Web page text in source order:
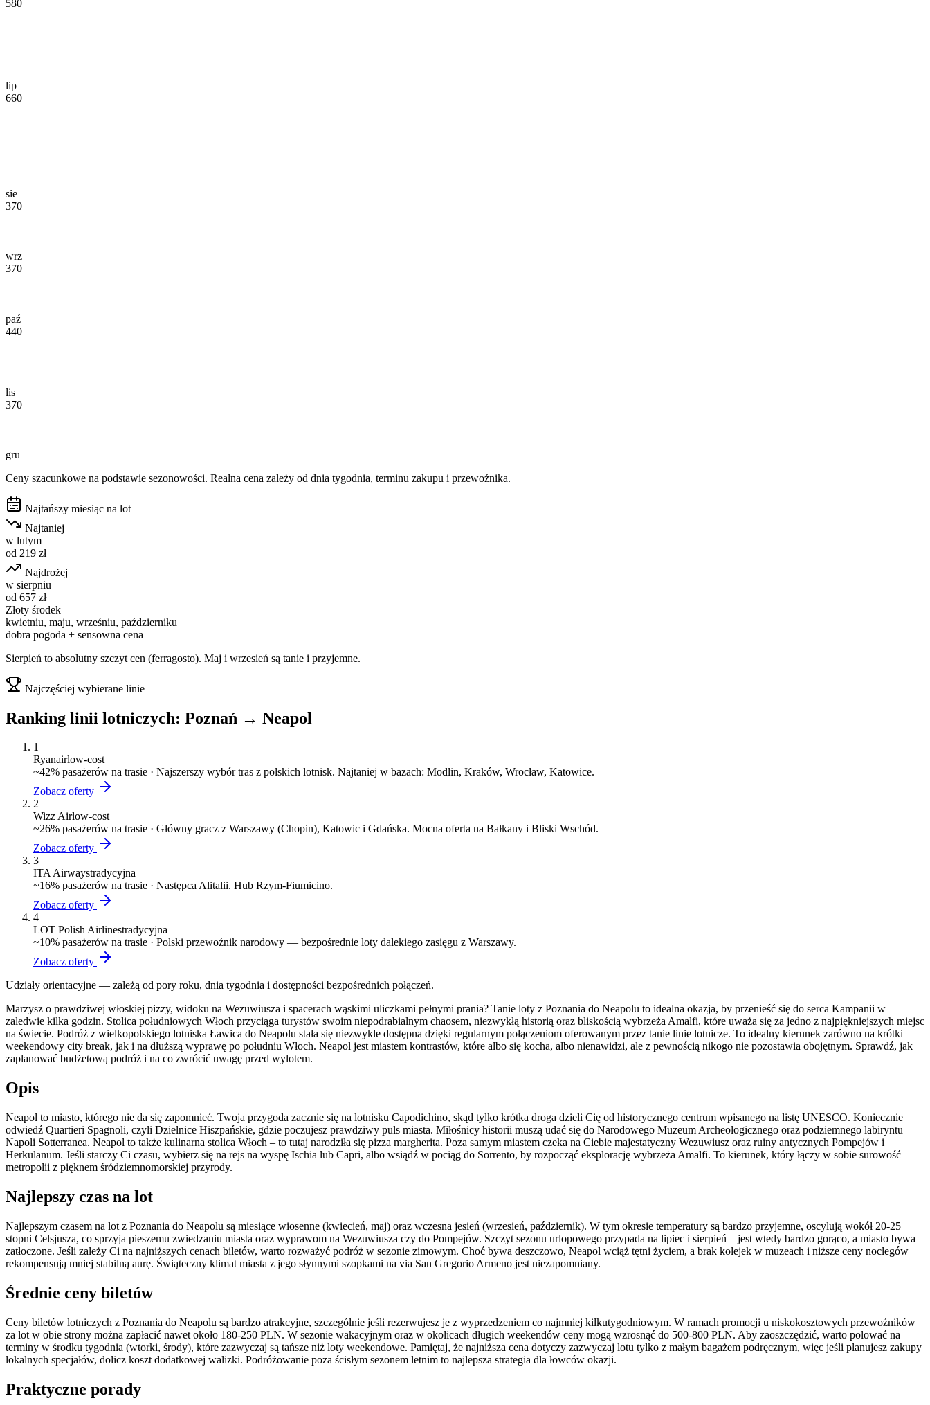
580
lip
660
sie
370
wrz
370
paź
440
lis
370
gru
Ceny szacunkowe na podstawie sezonowości. Realna cena zależy od dnia tygodnia, terminu zakupu i przewoźnika.
Najtańszy miesiąc na lot
Najtaniej
w lutym
od 219 zł
Najdrożej
w sierpniu
od 657 zł
Złoty środek
kwietniu, maju, wrześniu, październiku
dobra pogoda + sensowna cena
Sierpień to absolutny szczyt cen (ferragosto). Maj i wrzesień są tanie i przyjemne.
Najczęściej wybierane linie
Ranking linii lotniczych: Poznań → Neapol
1
Ryanairlow-cost
~42% pasażerów na trasie · Najszerszy wybór tras z polskich lotnisk. Najtaniej w bazach: Modlin, Kraków, Wrocław, Katowice.
Zobacz oferty
2
Wizz Airlow-cost
~26% pasażerów na trasie · Główny gracz z Warszawy (Chopin), Katowic i Gdańska. Mocna oferta na Bałkany i Bliski Wschód.
Zobacz oferty
3
ITA Airwaystradycyjna
~16% pasażerów na trasie · Następca Alitalii. Hub Rzym-Fiumicino.
Zobacz oferty
4
LOT Polish Airlinestradycyjna
~10% pasażerów na trasie · Polski przewoźnik narodowy — bezpośrednie loty dalekiego zasięgu z Warszawy.
Zobacz oferty
Udziały orientacyjne — zależą od pory roku, dnia tygodnia i dostępności bezpośrednich połączeń.
Marzysz o prawdziwej włoskiej pizzy, widoku na Wezuwiusza i spacerach wąskimi uliczkami pełnymi prania? Tanie loty z Poznania do Neapolu to idealna okazja, by przenieść się do serca Kampanii w
zaledwie kilka godzin. Stolica południowych Włoch przyciąga turystów swoim niepodrabialnym chaosem, niezwykłą historią oraz bliskością wybrzeża Amalfi, które uważa się za jedno z najpiękniejszych miejsc
na świecie. Podróż z wielkopolskiego lotniska Ławica do Neapolu stała się niezwykle dostępna dzięki regularnym połączeniom oferowanym przez tanie linie lotnicze. To idealny kierunek zarówno na krótki
weekendowy city break, jak i na dłuższą wyprawę po południu Włoch. Neapol jest miastem kontrastów, które albo się kocha, albo nienawidzi, ale z pewnością nikogo nie pozostawia obojętnym. Sprawdź, jak
zaplanować budżetową podróż i na co zwrócić uwagę przed wylotem.
Opis
Neapol to miasto, którego nie da się zapomnieć. Twoja przygoda zacznie się na lotnisku Capodichino, skąd tylko krótka droga dzieli Cię od historycznego centrum wpisanego na listę UNESCO. Koniecznie
odwiedź Quartieri Spagnoli, czyli Dzielnice Hiszpańskie, gdzie poczujesz prawdziwy puls miasta. Miłośnicy historii muszą udać się do Narodowego Muzeum Archeologicznego oraz podziemnego labiryntu
Napoli Sotterranea. Neapol to także kulinarna stolica Włoch – to tutaj narodziła się pizza margherita. Poza samym miastem czeka na Ciebie majestatyczny Wezuwiusz oraz ruiny antycznych Pompejów i
Herkulanum. Jeśli starczy Ci czasu, wybierz się na rejs na wyspę Ischia lub Capri, albo wsiądź w pociąg do Sorrento, by rozpocząć eksplorację wybrzeża Amalfi. To kierunek, który łączy w sobie surowość
metropolii z pięknem śródziemnomorskiej przyrody.
Najlepszy czas na lot
Najlepszym czasem na lot z Poznania do Neapolu są miesiące wiosenne (kwiecień, maj) oraz wczesna jesień (wrzesień, październik). W tym okresie temperatury są bardzo przyjemne, oscylują wokół 20-25
stopni Celsjusza, co sprzyja pieszemu zwiedzaniu miasta oraz wyprawom na Wezuwiusza czy do Pompejów. Szczyt sezonu urlopowego przypada na lipiec i sierpień – jest wtedy bardzo gorąco, a miasto bywa
zatłoczone. Jeśli zależy Ci na najniższych cenach biletów, warto rozważyć podróż w sezonie zimowym. Choć bywa deszczowo, Neapol wciąż tętni życiem, a brak kolejek w muzeach i niższe ceny noclegów
rekompensują mniej stabilną aurę. Świąteczny klimat miasta z jego słynnymi szopkami na via San Gregorio Armeno jest niezapomniany.
Średnie ceny biletów
Ceny biletów lotniczych z Poznania do Neapolu są bardzo atrakcyjne, szczególnie jeśli rezerwujesz je z wyprzedzeniem co najmniej kilkutygodniowym. W ramach promocji u niskokosztowych przewoźników
za lot w obie strony można zapłacić nawet około 180-250 PLN. W sezonie wakacyjnym oraz w okolicach długich weekendów ceny mogą wzrosnąć do 500-800 PLN. Aby zaoszczędzić, warto polować na
terminy w środku tygodnia (wtorki, środy), które zazwyczaj są tańsze niż loty weekendowe. Pamiętaj, że najniższa cena dotyczy zazwyczaj lotu tylko z małym bagażem podręcznym, więc jeśli planujesz zakupy
lokalnych specjałów, dolicz koszt dodatkowej walizki. Podróżowanie poza ścisłym sezonem letnim to najlepsza strategia dla łowców okazji.
Praktyczne porady